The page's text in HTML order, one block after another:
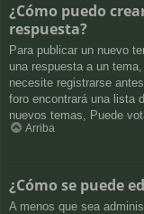
¿Cómo puedo
respuesta?
Para publicar un nuevo
una respuesta a un
necesite registrarse
foro encontrará una lista
nuevos temas, Puede
Arriba
¿Cómo se puede
A menos que sea